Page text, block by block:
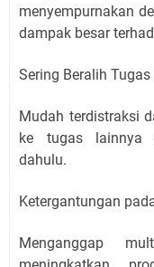
menyempurnakan
dampak besar
Sering Beralih
Mudah terdistraksi
ke tugas lainnya
dahulu.
Ketergantungan
Menganggap